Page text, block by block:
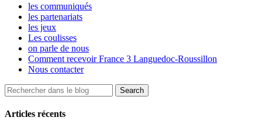
les communiqués
les partenariats
les jeux
Les coulisses
on parle de nous
Comment recevoir France 3 Languedoc-Roussillon
Nous contacter
Articles récents